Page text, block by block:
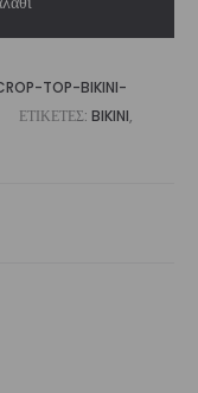
TOP-BIKINI-
ΕΤΙΚΈΤΕΣ: BIKINI,